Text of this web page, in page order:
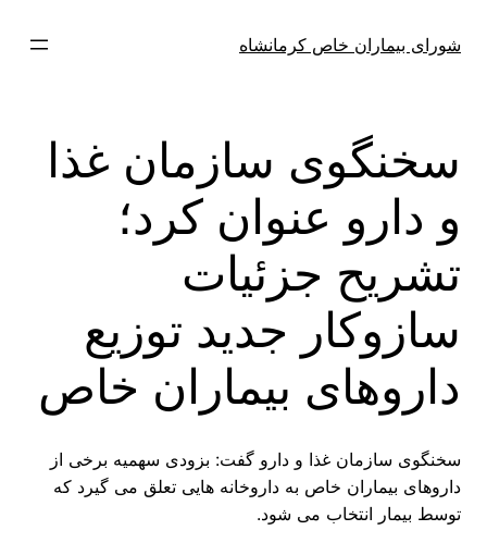
شورای بیماران خاص کرمانشاه
سخنگوی سازمان غذا
و دارو عنوان کرد؛
تشریح جزئیات
سازوکار جدید توزیع
داروهای بیماران خاص
سخنگوی سازمان غذا و دارو گفت: بزودی سهمیه برخی از
داروهای بیماران خاص به داروخانه هایی تعلق می گیرد که
توسط بیمار انتخاب می شود.